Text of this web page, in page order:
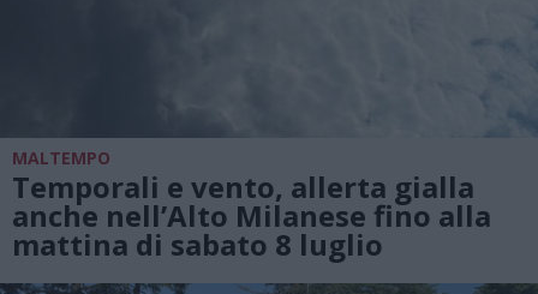
MALTEMPO
Temporali e vento, allerta gialla
anche nell’Alto Milanese fino alla
mattina di sabato 8 luglio